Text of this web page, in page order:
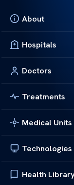
About
Hospitals
Doctors
Treatments
Medical Units
Technologies
Health
… ეხება რა
შორის